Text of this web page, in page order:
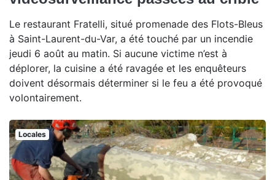
Le restaurant Fratelli, situé promenade des Flots-Bleus
à Saint-Laurent-du-Var, a été touché par un incendie
jeudi 6 août au matin. Si aucune victime n’est à
déplorer, la cuisine a été ravagée et les enquêteurs
doivent désormais déterminer si le feu a été provoqué
volontairement.
Locales